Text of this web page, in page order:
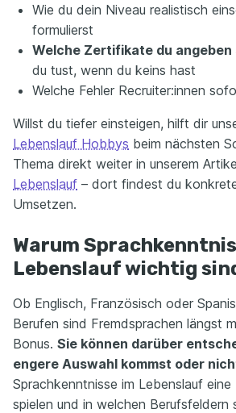
Wie du dein Niveau realistisch
formulierst
Welche Zertifikate du angeben
du tust, wenn du keins hast
Welche Fehler Recruiter:innen
Willst du tiefer einsteigen, hilft dir
Lebenslauf Hobbys beim nächsten
Thema direkt weiter in unserem
Lebenslauf – dort findest du
Umsetzen.
Warum
Lebenslauf wichtig
Ob Englisch, Französisch oder
Berufen sind Fremdsprachen längst
Bonus. Sie können darüber
engere Auswahl kommst oder
Sprachkenntnisse im Lebenslauf eine
spielen und in welchen Berufsfeldern